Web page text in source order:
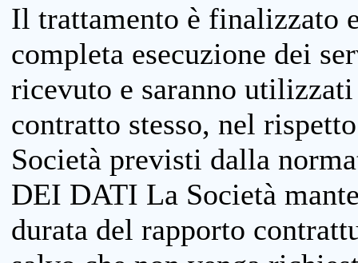
Il trattamento è finalizzato
completa esecuzione dei
ricevuto e saranno
contratto stesso, nel
Società previsti dalla
DEI DATI La Società
durata del rapporto